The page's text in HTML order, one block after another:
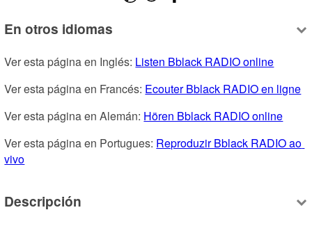
En otros idiomas
Ver esta página en Inglés: Listen Bblack RADIO online
Ver esta página en Francés: Ecouter Bblack RADIO en ligne
Ver esta página en Alemán: Hören Bblack RADIO online
Ver esta página en Portugues: Reproduzir Bblack RADIO ao
vivo
Descripción